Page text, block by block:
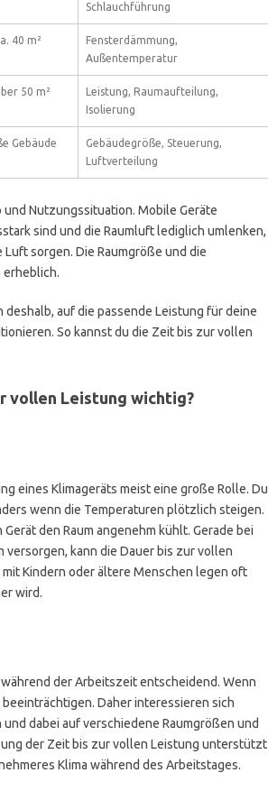
Schlauchführung
40 m²
Fensterdämmung,
Außentemperatur
50 m²
Leistung, Raumaufteilung,
Isolierung
Gebäude
Gebäudegröße, Steuerung,
Luftverteilung
Nutzungssituation. Mobile Geräte
sind und die Raumluft lediglich umlenken,
sorgen. Die Raumgröße und die
auf die passende Leistung für deine
So kannst du die Zeit bis zur vollen
vollen Leistung wichtig?
eines Klimageräts meist eine große Rolle. Du
wenn die Temperaturen plötzlich steigen.
den Raum angenehm kühlt. Gerade bei
versorgen, kann die Dauer bis zur vollen
Kindern oder ältere Menschen legen oft
wird.
der Arbeitszeit entscheidend. Wenn
Daher interessieren sich
dabei auf verschiedene Raumgrößen und
der Zeit bis zur vollen Leistung unterstützt
Klima während des Arbeitstages.